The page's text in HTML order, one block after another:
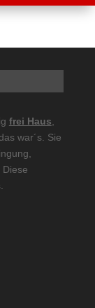
frei Haus
war´s. Sie